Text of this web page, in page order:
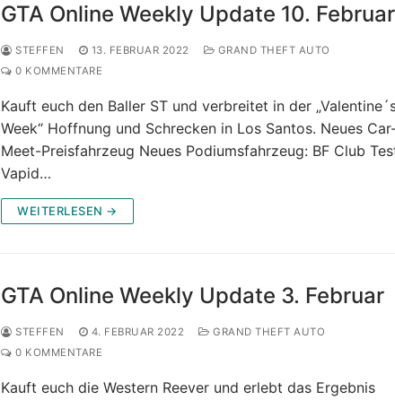
GTA Online Weekly Update 10. Februar
STEFFEN 13. FEBRUAR 2022
GRAND THEFT AUTO
0 KOMMENTARE
Kauft euch den Baller ST und verbreitet in der
Week“ Hoffnung und Schrecken in Los Santos. Neues
Meet-Preisfahrzeug Neues Podiumsfahrzeug: BF Club
Vapid…
WEITERLESEN →
GTA Online Weekly Update 3. Februar
STEFFEN 4. FEBRUAR 2022
GRAND THEFT AUTO
0 KOMMENTARE
Kauft euch die Western Reever und erlebt das Ergebnis